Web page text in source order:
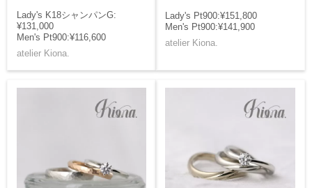
Lady's K18シャンパンG:
¥131,000
Men's Pt900:¥116,600
atelier Kiona.
Lady's Pt900:¥151,800
Men's Pt900:¥141,900
atelier Kiona.